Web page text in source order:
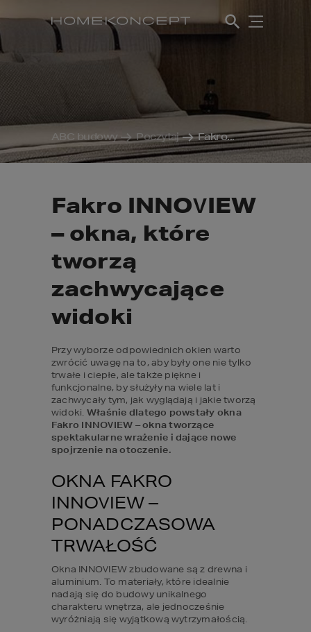
ABC budowy Poczytaj Fakro...
Fakro INNOVIEW
– okna, które
tworzą
zachwycające
widoki
Przy wyborze odpowiednich okien warto
zwrócić uwagę na to, aby były one nie tylko
trwałe i ciepłe, ale także piękne i
funkcjonalne, by służyły na wiele lat i
zachwycały tym, jak wyglądają i jakie tworzą
widoki. Właśnie dlatego powstały okna
Fakro INNOVIEW – okna tworzące
spektakularne wrażenie i dające nowe
spojrzenie na otoczenie.
OKNA FAKRO
INNOVIEW –
PONADCZASOWA
TRWAŁOŚĆ
Okna INNOVIEW zbudowane są z drewna i
aluminium. To materiały, które idealnie
nadają się do budowy unikalnego
charakteru wnętrza, ale jednocześnie
wyróżniają się wyjątkową wytrzymałością.